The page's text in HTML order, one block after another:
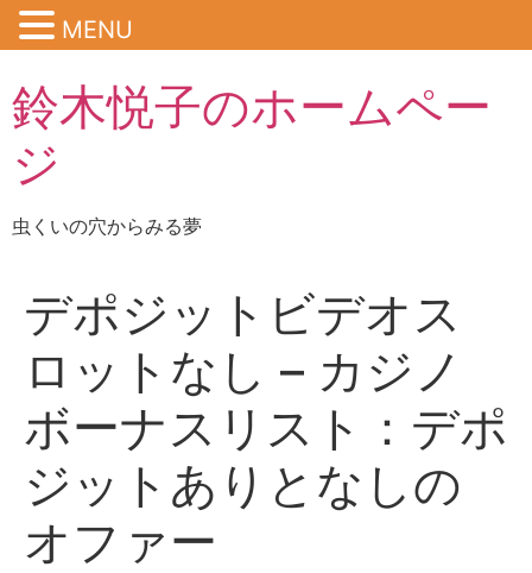
鈴木悦子のホームペー
ジ
虫くいの穴からみる夢
デポジットビデオス
ロットなし – カジノ
ボーナスリスト：デポ
ジットありとなしの
オファー
MENU